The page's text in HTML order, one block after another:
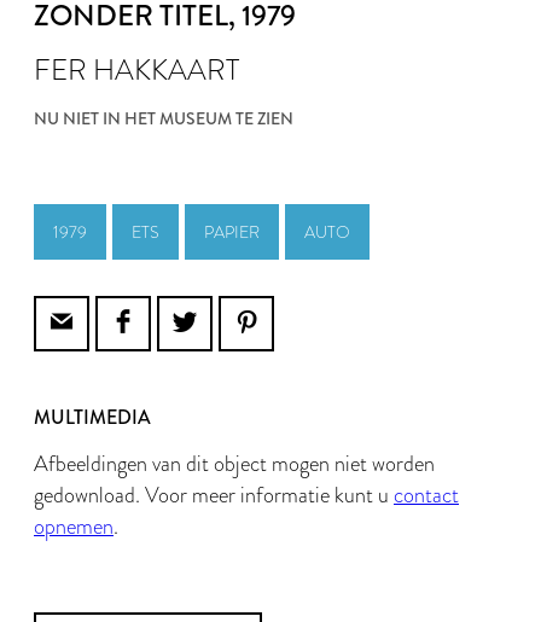
ZONDER TITEL, 1979
FER HAKKAART
NU NIET IN HET MUSEUM TE ZIEN
1979 ETS PAPIER AUTO
MULTIMEDIA
Afbeeldingen van dit object mogen niet worden
gedownload. Voor meer informatie kunt u contact
opnemen.